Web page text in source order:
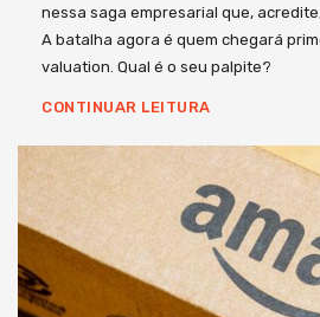
nessa saga empresarial que,
A batalha agora é quem chegará
valuation. Qual é o seu palpite?
CONTINUAR LEITURA